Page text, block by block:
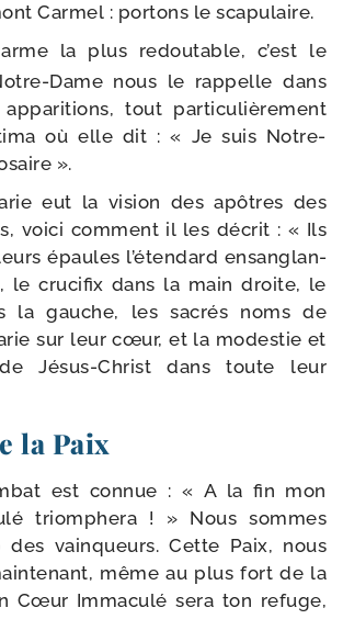
Carmel : por­tons le scapulaire.
la plus redou­table, c’est le
​Dame nous le rap­pelle dans
tout par­ti­cu­liè­re­ment
où elle dit : « Je suis Notre-​
».
eut la vision des apôtres des
voi­ci com­ment il les décrit : « Ils
épaules l’é­ten­dard ensan­glan­
le cru­ci­fix dans la main droite, le
la gauche, les sacrés noms de
sur leur cœur, et la modes­tie et
Jésus-​Christ dans toute leur
la Paix
est connue : « A la fin mon
triom­phe­ra ! » Nous sommes
vain­queurs. Cette Paix, nous
même au plus fort de la
Cœur Immaculé sera ton refuge,